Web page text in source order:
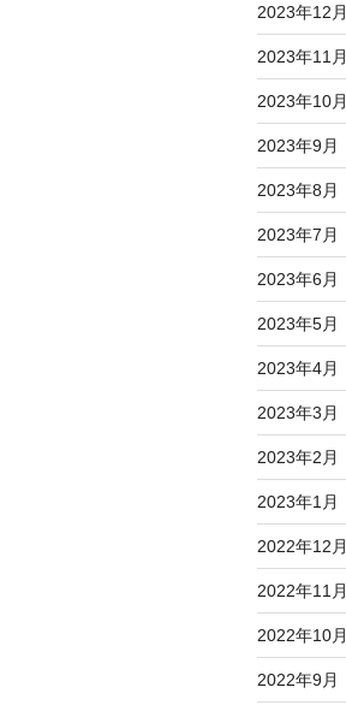
2023年12月
2023年11月
2023年10月
2023年9月
2023年8月
2023年7月
2023年6月
2023年5月
2023年4月
2023年3月
2023年2月
2023年1月
2022年12月
2022年11月
2022年10月
2022年9月